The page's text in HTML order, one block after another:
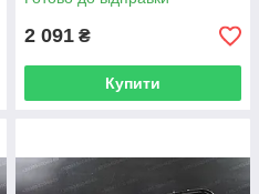
2 091 ₴
Купити